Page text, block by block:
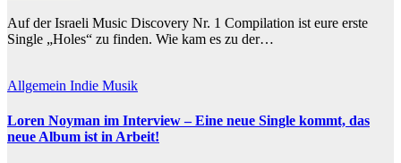
Auf der Israeli Music Discovery Nr. 1 Compilation ist eure erste
Single „Holes“ zu finden. Wie kam es zu der…
Allgemein Indie Musik
Loren Noyman im Interview – Eine neue Single kommt, das
neue Album ist in Arbeit!